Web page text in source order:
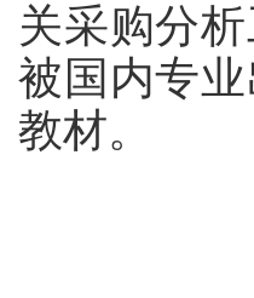
关采购分
被国内专
教材。